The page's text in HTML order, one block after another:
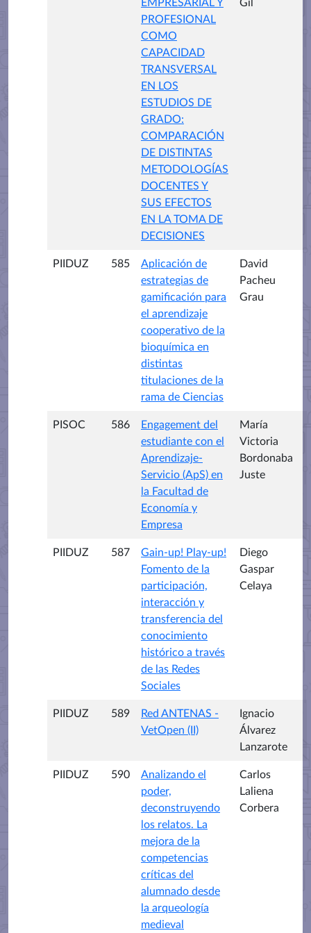
EMPRESARIAL Y
PROFESIONAL
COMO
CAPACIDAD
TRANSVERSAL
EN LOS
ESTUDIOS DE
GRADO:
COMPARACIÓN
DE DISTINTAS
METODOLOGÍAS
DOCENTES Y
SUS EFECTOS
EN LA TOMA DE
DECISIONES
Gil
PIIDUZ 585
Aplicación de
estrategias de
gamificación para
el aprendizaje
cooperativo de la
bioquímica en
distintas
titulaciones de la
rama de Ciencias
David
Pacheu
Grau
PISOC 586
Engagement del
estudiante con el
Aprendizaje-
Servicio (ApS) en
la Facultad de
Economía y
Empresa
María
Victoria
Bordonaba
Juste
PIIDUZ 587
Gain-up! Play-up!
Fomento de la
participación,
interacción y
transferencia del
conocimiento
histórico a través
de las Redes
Sociales
Diego
Gaspar
Celaya
PIIDUZ 589
Red ANTENAS -
VetOpen (II)
Ignacio
Álvarez
Lanzarote
PIIDUZ 590
Analizando el
poder,
deconstruyendo
los relatos. La
mejora de la
competencias
críticas del
alumnado desde
la arqueología
medieval
Carlos
Laliena
Corbera